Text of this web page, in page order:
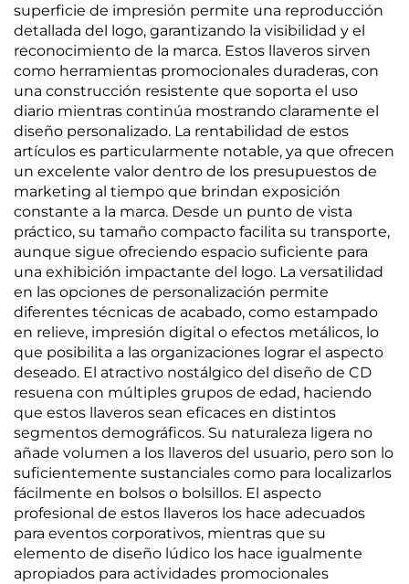
superficie de impresión permite una reproducción
detallada del logo, garantizando la visibilidad y el
reconocimiento de la marca. Estos llaveros sirven
como herramientas promocionales duraderas, con
una construcción resistente que soporta el uso
diario mientras continúa mostrando claramente el
diseño personalizado. La rentabilidad de estos
artículos es particularmente notable, ya que ofrecen
un excelente valor dentro de los presupuestos de
marketing al tiempo que brindan exposición
constante a la marca. Desde un punto de vista
práctico, su tamaño compacto facilita su transporte,
aunque sigue ofreciendo espacio suficiente para
una exhibición impactante del logo. La versatilidad
en las opciones de personalización permite
diferentes técnicas de acabado, como estampado
en relieve, impresión digital o efectos metálicos, lo
que posibilita a las organizaciones lograr el aspecto
deseado. El atractivo nostálgico del diseño de CD
resuena con múltiples grupos de edad, haciendo
que estos llaveros sean eficaces en distintos
segmentos demográficos. Su naturaleza ligera no
añade volumen a los llaveros del usuario, pero son lo
suficientemente sustanciales como para localizarlos
fácilmente en bolsos o bolsillos. El aspecto
profesional de estos llaveros los hace adecuados
para eventos corporativos, mientras que su
elemento de diseño lúdico los hace igualmente
apropiados para actividades promocionales